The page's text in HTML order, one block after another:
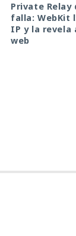
Private Relay
falla: WebKit
IP y la revela
web